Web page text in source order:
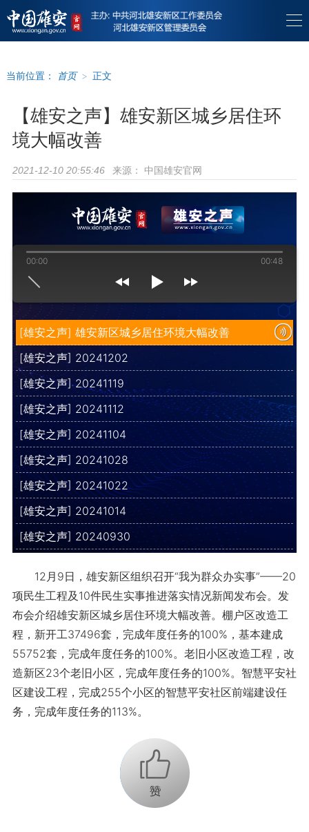
当前位置： 首页 > 正文
【雄安之声】雄安新区城乡居住环
境大幅改善
2021-12-10 20:55:46 来源： 中国雄安官网
[雄安之声] 雄安新区城乡居住环境大幅改善
[雄安之声] 20241202
[雄安之声] 20241119
[雄安之声] 20241112
[雄安之声] 20241104
[雄安之声] 20241028
[雄安之声] 20241022
[雄安之声] 20241014
[雄安之声] 20240930
00:00 00:48
12月9日，雄安新区组织召开“我为群众办实事”——20
项民生工程及10件民生实事推进落实情况新闻发布会。发
布会介绍雄安新区城乡居住环境大幅改善。棚户区改造工
程，新开工37496套，完成年度任务的100%，基本建成
55752套，完成年度任务的100%。老旧小区改造工程，改
造新区23个老旧小区，完成年度任务的100%。智慧平安社
区建设工程，完成255个小区的智慧平安社区前端建设任
务，完成年度任务的113%。
+1